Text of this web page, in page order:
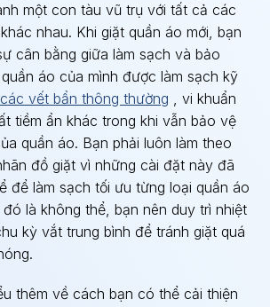
một con tàu vũ trụ với tất cả các
nhau. Khi giặt quần áo mới, bạn
cân bằng giữa làm sạch và bảo
áo của mình được làm sạch kỹ
vết bẩn thông thường , vi khuẩn
tiềm ẩn khác trong khi vẫn bảo vệ
quần áo. Bạn phải luôn làm theo
đồ giặt vì những cài đặt này đã
để làm sạch tối ưu từng loại quần áo
là không thể, bạn nên duy trì nhiệt
kỳ vắt trung bình để tránh giặt quá
thêm về cách bạn có thể cải thiện